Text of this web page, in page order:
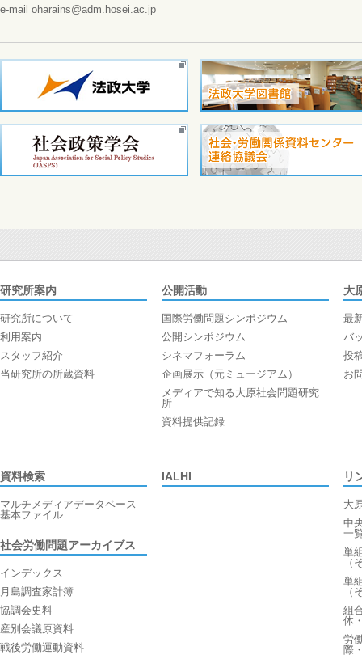
e-mail oharains@adm.hosei.ac.jp
研究所案内
研究所について
利用案内
スタッフ紹介
当研究所の所蔵資料
公開活動
国際労働問題シンポジウム
公開シンポジウム
シネマフォーラム
企画展示（元ミュージアム）
メディアで知る大原社会問題研究
所
資料提供記録
大
最
バ
投
お
資料検索
マルチメディアデータベース
基本ファイル
社会労働問題アーカイブス
インデックス
月島調査家計簿
協調会史料
産別会議原資料
戦後労働運動資料
IALHI リ
大
中
一
単
（
単
（
組
体
労
際